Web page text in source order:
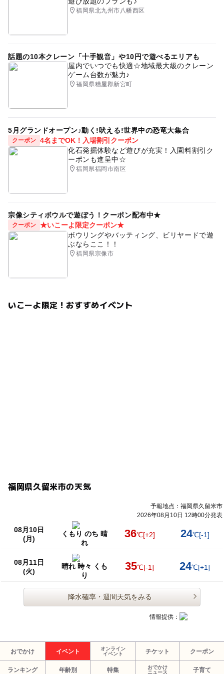
福岡県北九州市八幡西区
話題の10本クレーン「十手観音」や10円で遊べるエリアも
屋内でいつでも快適☆地域最大級のクレーン
ゲーム台数が魅力♪
福岡県糟屋郡新宮町
5月グランドオープン♪動く!吠える!世界中の恐竜大集合
クーポン 4名までOK！入場割引クーポン
化石発掘体験など遊びが充実！入園料割引ク
ーポンも進呈中☆
福岡県福岡市南区
宗像シティボウルで遊ぼう！クーポン配布中★
クーポン ★いこーよ限定クーポン★
ボウリングやバッティング、ビリヤードで遊
ぶならここ！！
福岡県宗像市
いこーよ限定！おすすめイベント
福岡県久留米市の天気
予報地点：福岡県久留米市
2026年08月10日 12時00分発表
08月10日
(月)
くもり のち 晴
れ
36℃[+2] 24℃[-1]
08月11日
(火)
晴れ 時々 くも
り
35℃[-1] 24℃[+1]
降水確率・週間天気をみる
情報提供：
おでかけ イベント
オンライン
イベント
チケット クーポン
ランキング 年齢別 特集
おでかけ
ニュース
子育て